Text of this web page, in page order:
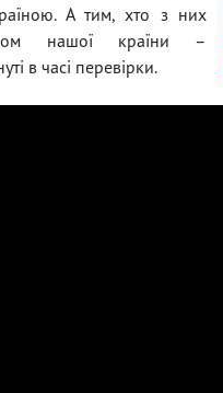
А тим, хто з них
нашої країни –
в часі перевірки.